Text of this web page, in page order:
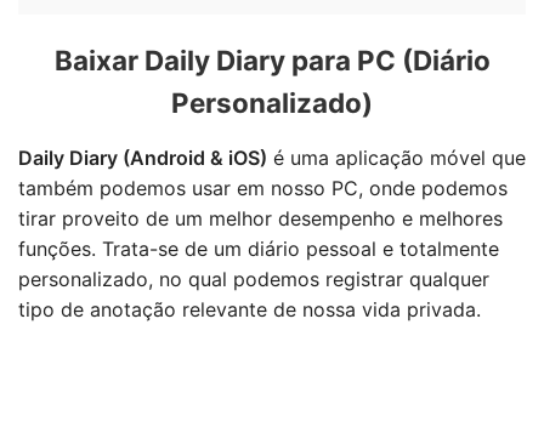
Baixar Daily Diary para PC (Diário
Personalizado)
Daily Diary (Android & iOS) é uma aplicação móvel que
também podemos usar em nosso PC, onde podemos
tirar proveito de um melhor desempenho e melhores
funções. Trata-se de um diário pessoal e totalmente
personalizado, no qual podemos registrar qualquer
tipo de anotação relevante de nossa vida privada.